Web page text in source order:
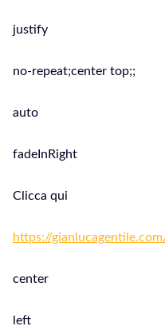
justify
no-repeat;center top;;
auto
fadeInRight
Clicca qui
https://
center
left